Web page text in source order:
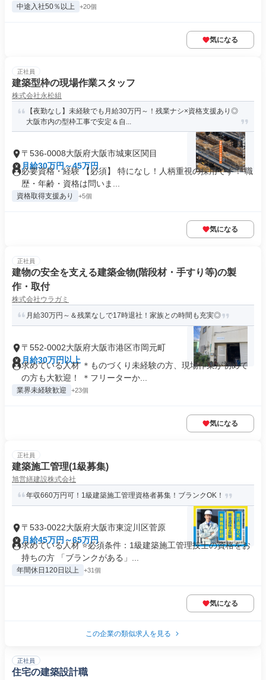
中途入社50％以上 +20個
気になる
正社員
建築型枠の現場作業スタッフ
株式会社永松組
【夜勤なし】未経験でも月給30万円～！残業ナシ×資格支援あり◎
大阪市内の型枠工事で安定＆自...
〒536-0008大阪府大阪市城東区関目
月給30万円～45万円
必要資格・経験 【必須】 特になし！人柄重視の採用です！ 職
歴・年齢・資格は問いま...
資格取得支援あり +5個
気になる
正社員
建物の安全を支える建築金物(階段材・手すり等)の製
作・取付
株式会社ウラガミ
月給30万円～＆残業なしで17時退社！家族との時間も充実◎
〒552-0002大阪府大阪市港区市岡元町
月給30万円以上
求めている人材 ＊ものづくり未経験の方、現場作業が初めて
の方も大歓迎！ ＊フリーターか...
業界未経験歓迎 +23個
気になる
正社員
建築施工管理(1級募集)
旭営繕建設株式会社
年収660万円可！1級建築施工管理資格者募集！ブランクOK！
〒533-0022大阪府大阪市東淀川区菅原
月給45万円～65万円
求めている人材 ⭐必須条件：1級建築施工管理技士の資格をお
持ちの方 「ブランクがある」...
年間休日120日以上 +31個
気になる
この企業の類似求人を見る
正社員
住宅の建築設計職